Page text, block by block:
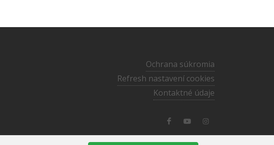
Ochrana súkromia
Refresh nastavení cookies
Kontaktné údaje